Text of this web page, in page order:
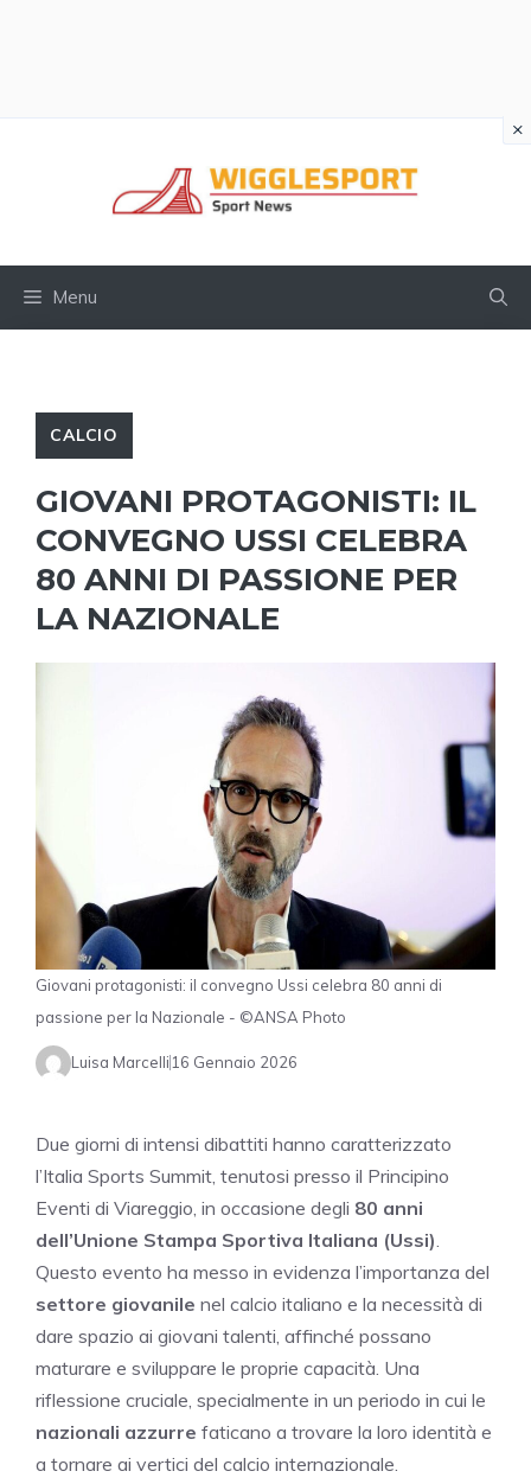
Menu
CALCIO
GIOVANI PROTAGONISTI: IL
CONVEGNO USSI CELEBRA
80 ANNI DI PASSIONE PER
LA NAZIONALE
Giovani protagonisti: il convegno Ussi celebra 80 anni di
passione per la Nazionale - ©ANSA Photo
Luisa Marcelli16 Gennaio 2026
Due giorni di intensi dibattiti hanno caratterizzato
l’Italia Sports Summit, tenutosi presso il Principino
Eventi di Viareggio, in occasione degli 80 anni
dell’Unione Stampa Sportiva Italiana (Ussi)
Questo evento ha messo in evidenza l’importanza del
settore giovanile nel calcio italiano e la necessità di
dare spazio ai giovani talenti, affinché possano
maturare e sviluppare le proprie capacità. Una
riflessione cruciale, specialmente in un periodo in cui le
nazionali azzurre faticano a trovare la loro identità e
a tornare ai vertici del calcio internazionale.
×